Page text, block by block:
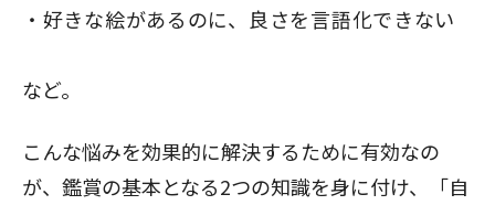
好きな絵があるのに、良さを言語化できない
など。
こんな悩みを効果的に解決するために有効なの
が、鑑賞の基本となる2つの知識を身に付け、「自